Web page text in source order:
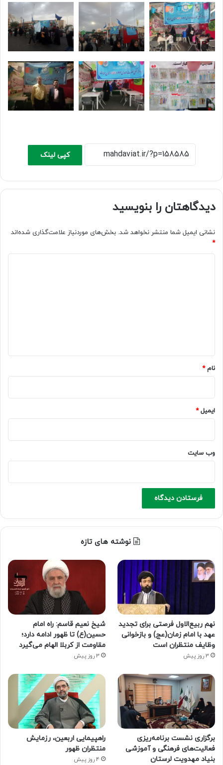
کپی لینک
دیدگاهتان را بنویسید
نشانی ایمیل شما منتشر نخواهد شد. بخش‌های موردنیاز علامت‌گذاری شده‌اند
*
نام*
ایمیل*
وب‌ سایت
نوشته های تازه
نهم ربیع‌الاول فرصتی برای تجدید
عهد با امام زمان(عج) و بازخوانی
وظایف منتظران است
3 روز پیش
شیخ نعیم قاسم: راه امام
حسین(ع) تا ظهور ادامه دارد؛
مقاومت از کربلا الهام می‌گیرد
3 روز پیش
برگزاری نشست برنامه‌ریزی
فعالیت‌های فرهنگی و آموزشی
بنیاد مهدویت لرستان
راهپیمایی اربعین، رزمایش
منتظران ظهور
4 روز پیش